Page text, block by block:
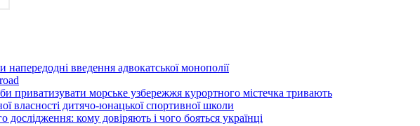
напередодні введення адвокатської монополії
приватизувати морське узбережжя курортного містечка тривають
власності дитячо-юнацької спортивної школи
дослідження: кому довіряють і чого бояться українці